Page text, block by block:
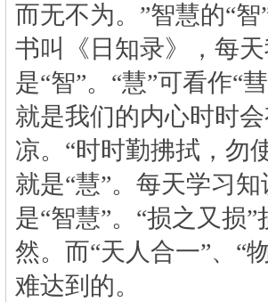
而无不为。”智慧的“
书叫《日知录》，每
是“智”。“慧”可看作“
就是我们的内心时时
凉。“时时勤拂拭，勿
就是“慧”。每天学习
是“智慧”。“损之又损
然。而“天人合一”、“
难达到的。